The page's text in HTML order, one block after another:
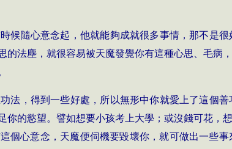
候隨心意念起，他就能夠成就很多事情，那不是
的法塵，就很容易被天魔發覺你有這種心思、毛病
法，得到一些好處，所以無形中你就愛上了這個
的慾望。譬如想要小孩考上大學；或沒錢可花，
個心意念，天魔便伺機要毀壞你，就可做出一些